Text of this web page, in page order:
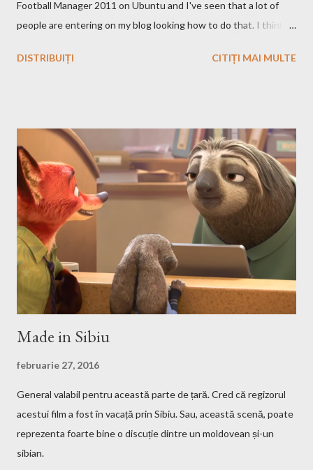
Football Manager 2011 on Ubuntu and I've seen that a lot of
people are entering on my blog looking how to do that. I think
the story and the game play is calling you to play it also in Linux,
definitively sure that you'll find a site from which to download
the game files ;). Installation After downloading the game you
have to install it. If the *.iso file is compressed in a *.bz2 file you
have to uncompressed it. After that write in the Terminal this,
after you go with cd command in the folder where the iso file is:
sudo mount -t iso9660 -o loop HMM3-Linux.iso /mnt/fakecd ...
DISTRIBUIȚI CITIȚI MAI MULTE
Made in Sibiu
februarie 27, 2016
General valabil pentru această parte de țară. Cred că regizorul
acestui film a fost în vacață prin Sibiu. Sau, această scenă, poate
reprezenta foarte bine o discuție dintre un moldovean și-un
sibian.